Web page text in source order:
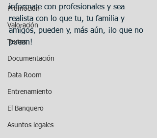
Promoción
Valoración
Textos
Documentación
Data Room
Entrenamiento
El Banquero
Asuntos legales
informate con profesionales y sea
realista con lo que tu, tu familia y
amigos, pueden y, más aún, ¡lo que no
puean!